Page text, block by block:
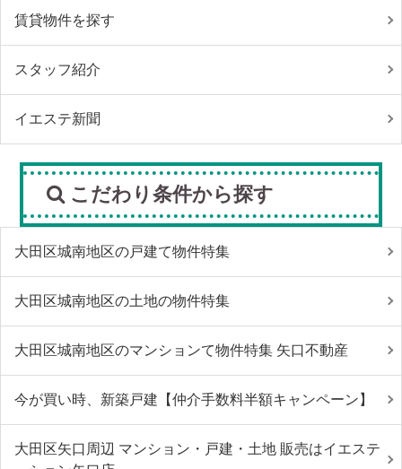
賃貸物件を探す
スタッフ紹介
イエステ新聞
こだわり条件から探す
大田区城南地区の戸建て物件特集
大田区城南地区の土地の物件特集
大田区城南地区のマンションて物件特集 矢口不動産
今が買い時、新築戸建【仲介手数料半額キャンペーン】
大田区矢口周辺 マンション・戸建・土地 販売はイエステ